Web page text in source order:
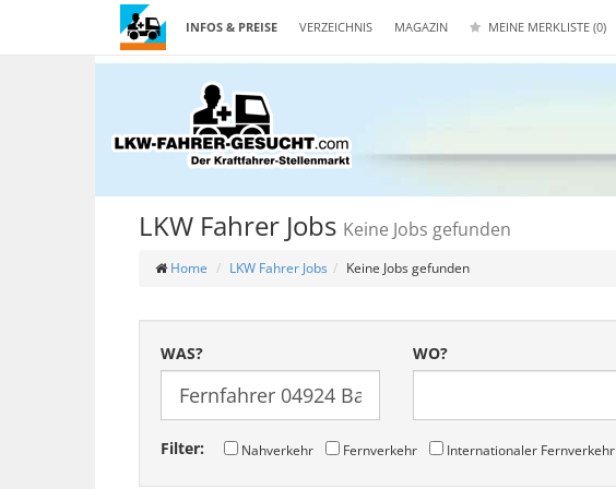
INFOS & PREISE VERZEICHNIS MAGAZIN MEINE MERKLISTE (0)
LKW Fahrer Jobs Keine Jobs gefunden
Home LKW Fahrer Jobs Keine Jobs gefunden
WAS? WO?
Filter: Nahverkehr Fernverkehr Internationaler Fernverkehr